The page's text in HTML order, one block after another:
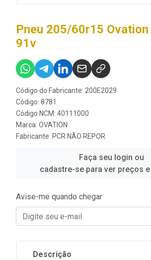
Pneu 205/60r15
91v
Código do Fabricante: 200E2029
Código: 8781
Código NCM: 40111000
Marca: OVATION
Fabricante: PCR NÃO REPOR
Faça seu login ou
cadastre-se para ver preços
Avise-me quando chegar
Descrição